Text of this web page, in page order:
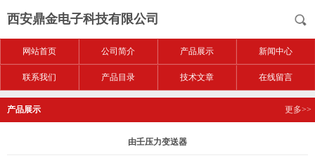
西安鼎金电子科技有限公司
网站首页 公司简介 产品展示 新闻中心
联系我们 产品目录 技术文章 在线留言
产品展示 更多>>
由壬压力变送器